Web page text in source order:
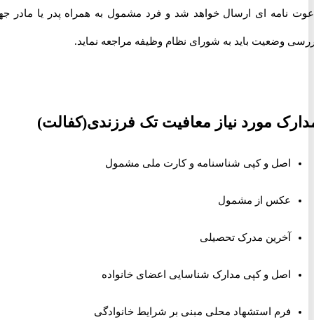
نامه ای ارسال خواهد شد و فرد مشمول به همراه پدر یا مادر جهت
وضعیت باید به شورای نظام وظیفه مراجعه نماید.
مورد نیاز معافیت تک فرزندی(کفالت)
اصل و کپی شناسنامه و کارت ملی مشمول
عکس از مشمول
آخرین مدرک تحصیلی
اصل و کپی مدارک شناسایی اعضای خانواده
فرم استشهاد محلی مبنی بر شرایط خانوادگی